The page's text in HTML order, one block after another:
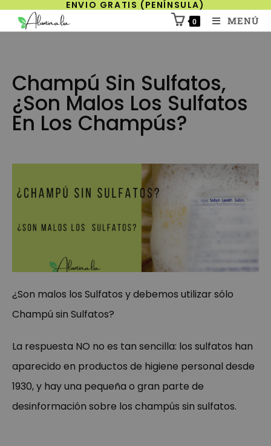
ENVIO GRATIS (PENÍNSULA)
0 MENÚ
Champú Sin Sulfatos,
¿son Malos Los Sulfatos
En Los Champús?
¿Son malos los Sulfatos y debemos utilizar sólo
Champú sin Sulfatos?
La respuesta NO no es tan sencilla: los sulfatos han
aparecido en productos de higiene personal desde
1930, y hay una pequeña o gran parte de
desinformación sobre los champús sin sulfatos.